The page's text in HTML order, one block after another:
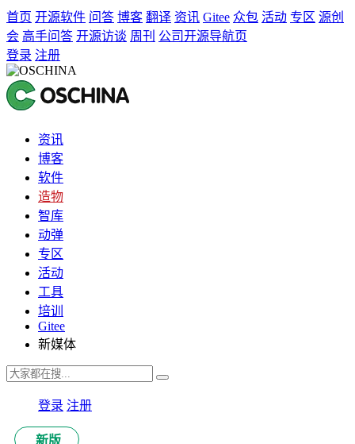
首页 开源软件 问答 博客 翻译 资讯 Gitee 众包 活动 专区 源创
会 高手问答 开源访谈 周刊 公司开源导航页
登录 注册
资讯
博客
软件
造物
智库
动弹
专区
活动
工具
培训
Gitee
新媒体
登录 注册
新版